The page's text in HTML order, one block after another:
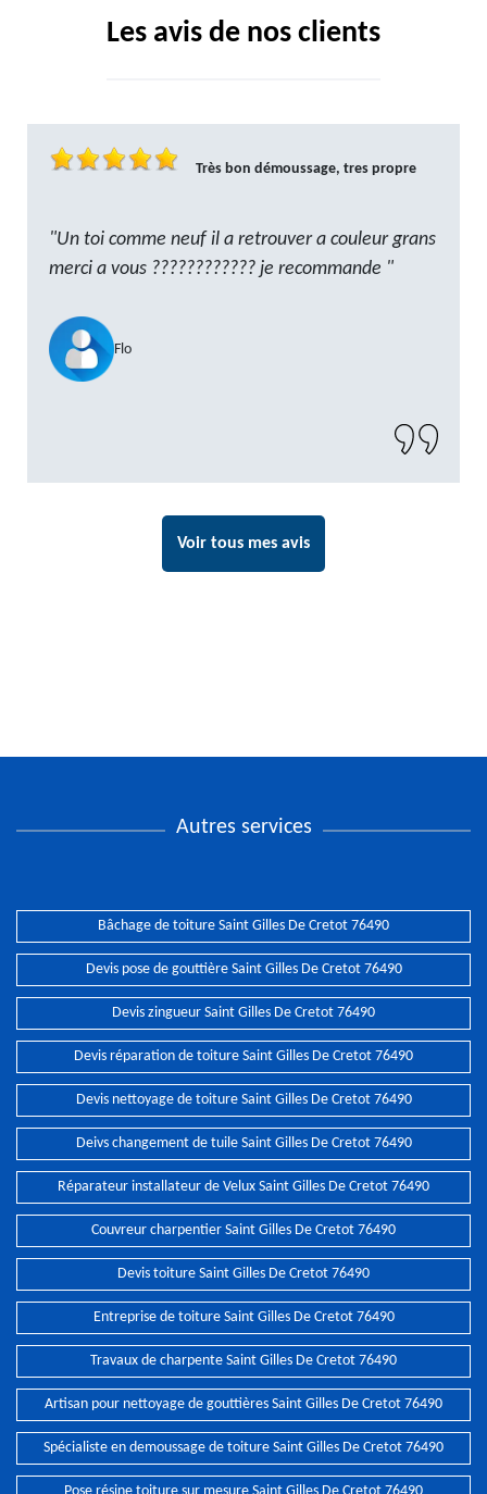
Les avis de nos clients
Très bon démoussage, tres propre
"Un toi comme neuf il a retrouver a couleur grans
merci a vous ???????????? je recommande "
Flo
Voir tous mes avis
Autres services
Bâchage de toiture Saint Gilles De Cretot 76490
Devis pose de gouttière Saint Gilles De Cretot 76490
Devis zingueur Saint Gilles De Cretot 76490
Devis réparation de toiture Saint Gilles De Cretot 76490
Devis nettoyage de toiture Saint Gilles De Cretot 76490
Deivs changement de tuile Saint Gilles De Cretot 76490
Réparateur installateur de Velux Saint Gilles De Cretot 76490
Couvreur charpentier Saint Gilles De Cretot 76490
Devis toiture Saint Gilles De Cretot 76490
Entreprise de toiture Saint Gilles De Cretot 76490
Travaux de charpente Saint Gilles De Cretot 76490
Artisan pour nettoyage de gouttières Saint Gilles De Cretot 76490
Spécialiste en demoussage de toiture Saint Gilles De Cretot 76490